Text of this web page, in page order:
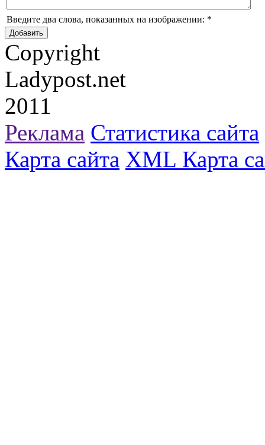
Введите два слова, показанных на изображении: *
Copyright
Ladypost.net
2011
Реклама Статистика сайта
Карта сайта XML Карта